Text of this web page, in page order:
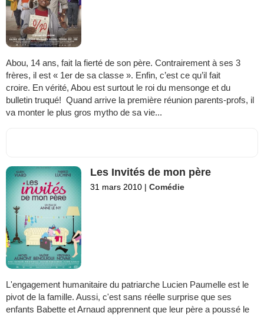
Abou, 14 ans, fait la fierté de son père. Contrairement à ses 3
frères, il est « 1er de sa classe ». Enfin, c’est ce qu’il fait
croire. En vérité, Abou est surtout le roi du mensonge et du
bulletin truqué! Quand arrive la première réunion parents-profs, il
va monter le plus gros mytho de sa vie...
Les Invités de mon père
31 mars 2010 | Comédie
L'engagement humanitaire du patriarche Lucien Paumelle est le
pivot de la famille. Aussi, c'est sans réelle surprise que ses
enfants Babette et Arnaud apprennent que leur père a poussé le